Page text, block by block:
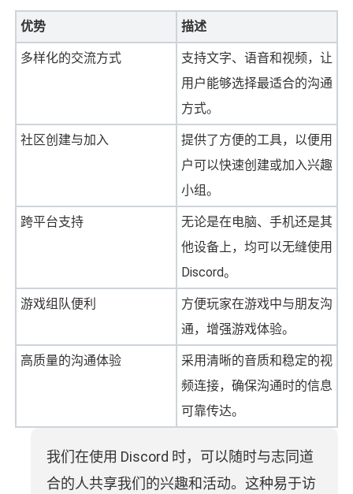
优势 描述
多样化的交流方式
支持文字、语音和视频，让
用户能够选择最适合的沟通
方式。
社区创建与加入
提供了方便的工具，以便用
户可以快速创建或加入兴趣
小组。
跨平台支持
无论是在电脑、手机还是其
他设备上，均可以无缝使用
Discord。
游戏组队便利
方便玩家在游戏中与朋友沟
通，增强游戏体验。
高质量的沟通体验
采用清晰的音质和稳定的视
频连接，确保沟通时的信息
可靠传达。
我们在使用 Discord 时，可以随时与志同道
合的人共享我们的兴趣和活动。这种易于访